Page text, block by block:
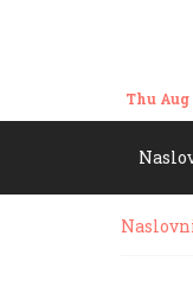
Thu Aug